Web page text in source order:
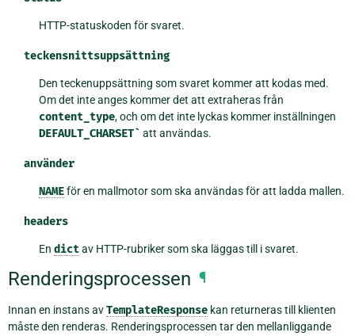
HTTP-statuskoden för svaret.
teckensnittsuppsättning
Den teckenuppsättning som svaret kommer att kodas med.
Om det inte anges kommer det att extraheras från
content_type, och om det inte lyckas kommer inställningen
DEFAULT_CHARSET` att användas.
använder
NAMEför en mallmotor som ska användas för att ladda mallen.
headers
Endictav HTTP-rubriker som ska läggas till i svaret.
Renderingsprocessen ¶
Innan en instans avTemplateResponse kan returneras till klienten
måste den renderas. Renderingsprocessen tar den mellanliggande